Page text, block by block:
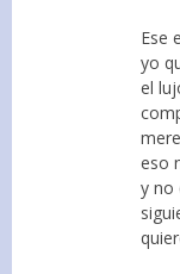
Ese
yo
el
eso
y no